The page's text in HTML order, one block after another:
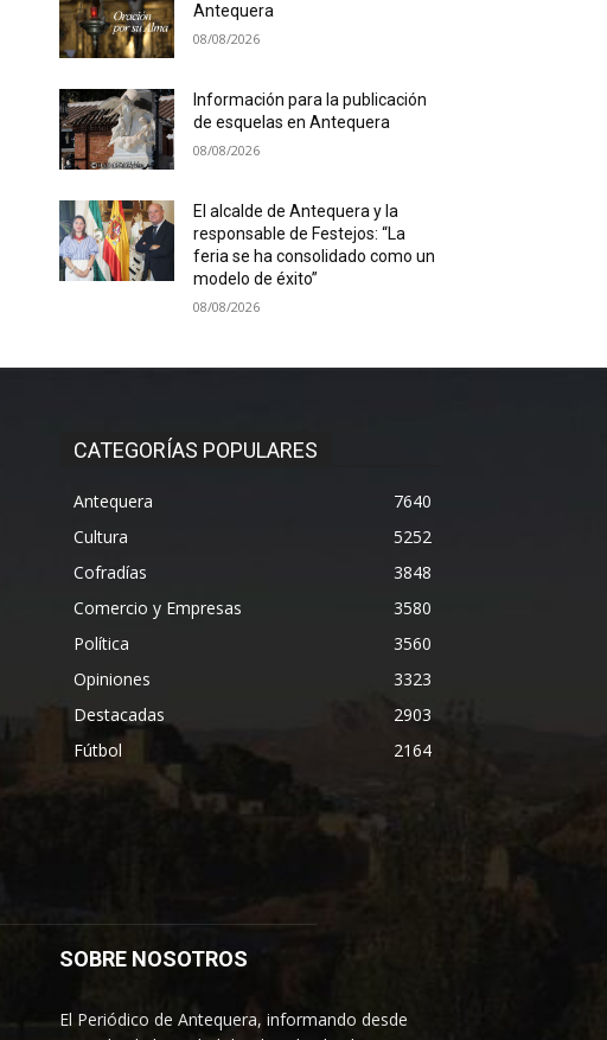
Antequera
08/08/2026
Información para la publicación
de esquelas en Antequera
08/08/2026
El alcalde de Antequera y la
responsable de Festejos: “La
feria se ha consolidado como un
modelo de éxito”
08/08/2026
CATEGORÍAS POPULARES
Antequera
7640
Cultura
5252
Cofradías
3848
Comercio y Empresas
3580
Política
3560
Opiniones
3323
Destacadas
2903
Fútbol
2164
SOBRE NOSOTROS
El Periódico de Antequera, informando desde